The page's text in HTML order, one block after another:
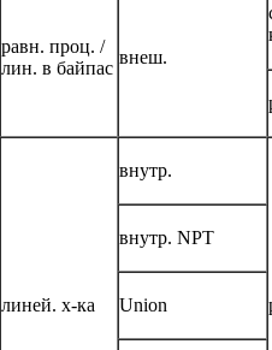
равн. проц. /
лин. в байпас
внеш.
линей. х-ка
внутр.
внутр. NPT
Union